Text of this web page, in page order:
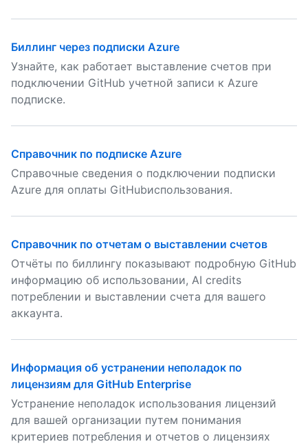
Биллинг через подписки Azure
Узнайте, как работает выставление счетов при
подключении GitHub учетной записи к Azure
подписке.
Справочник по подписке Azure
Справочные сведения о подключении подписки
Azure для оплаты GitHubиспользования.
Справочник по отчетам о выставлении счетов
Отчёты по биллингу показывают подробную GitHub
информацию об использовании, AI credits
потреблении и выставлении счета для вашего
аккаунта.
Информация об устранении неполадок по
лицензиям для GitHub Enterprise
Устранение неполадок использования лицензий
для вашей организации путем понимания
критериев потребления и отчетов о лицензиях